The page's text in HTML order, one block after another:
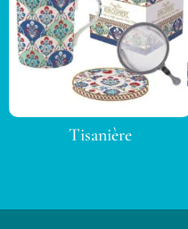
Tisanière